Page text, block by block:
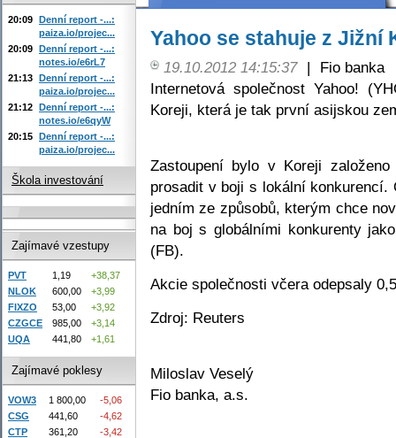
Yahoo se stahuje z Jižní
19.10.2012 14:15:37 |
Fio banka
Internetová společnost Yahoo!
Koreji, která je tak první asijskou
Zastoupení bylo v Koreji
prosadit v boji s lokální konkurencí.
jedním ze způsobů, kterým chce
na boj s globálními konkurenty
(FB).
Akcie společnosti včera odepsaly
Zdroj: Reuters
Miloslav Veselý
Fio banka, a.s.
20:09 Denní report -...:
paiza.io/projec...
20:09 Denní report -...:
notes.io/e6rL7
21:13 Denní report -...:
paiza.io/projec...
21:12 Denní report -...:
notes.io/e6qyW
20:15 Denní report -...:
paiza.io/projec...
Škola investování
Zajímavé vzestupy
PVT 1,19
+38,37
NLOK
600,00
+3,99
FIXZO
53,00
+3,92
CZGCE
985,00
+3,14
UQA
441,80 +1,61
Zajímavé poklesy
VOW3 1 800,00
-5,06
CSG
441,60
-4,62
CTP
361,20
-3,42